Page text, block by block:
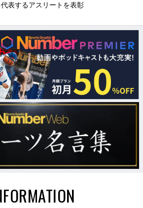
表するアスリートを表彰